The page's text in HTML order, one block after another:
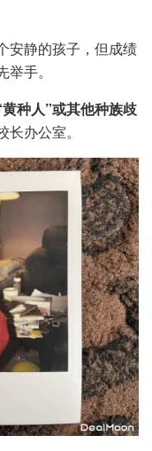
安静的孩子，但成绩
手。
种人”或其他种族歧
办公室。